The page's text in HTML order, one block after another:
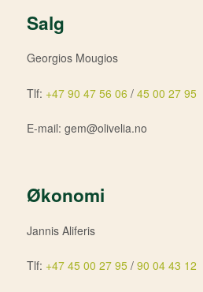
Salg
Georgios Mougios
Tlf: +47 90 47 56 06 / 45 00 27 95
E-mail: gem@olivelia.no
Økonomi
Jannis Aliferis
Tlf: +47 45 00 27 95 / 90 04 43 12